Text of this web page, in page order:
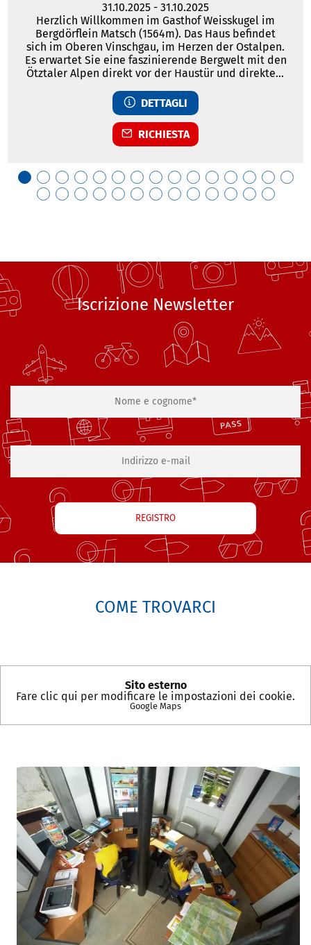
31.10.2025 - 31.10.2025
Herzlich Willkommen im Gasthof Weisskugel im
Bergdörflein Matsch (1564m). Das Haus befindet
sich im Oberen Vinschgau, im Herzen der Ostalpen.
Es erwartet Sie eine faszinierende Bergwelt mit den
Ötztaler Alpen direkt vor der Haustür und direktem
Das ganze Matschertal bildet ein weitläufiges,
urwüchsiges Wandergebiet durch Wald und Wiesen.
DETTAGLI
RICHIESTA
Iscrizione Newsletter
COME TROVARCI
Sito esterno
Fare clic qui per modificare le impostazioni dei cookie.
Google Maps